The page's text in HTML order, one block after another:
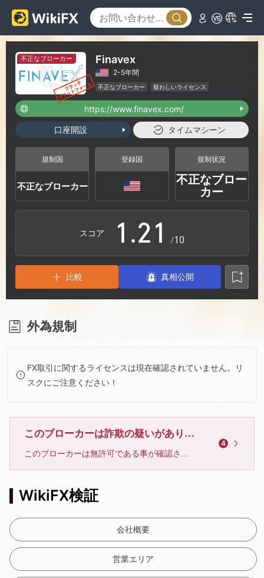
不正なブローカー Finavex
2-5年間
不正なブローカー
疑わしいライセンス
疑わしい事業範囲
ハイリスクレベル
https://www.finavex.com/
口座開設 タイムマシーン
規制国
不正なブローカー
登録国 規制状況
不正なブロー
カー
スコア
0
1
2
3
5
6
7
8
.
0
1
2
3
4
6
7
8
9
0
1
2
3
5
6
7
8
/10
比較 真相公開
外為規制
FX取引に関するライセンスは現在確認されていません。リ
スクにご注意ください！
このブローカーは詐欺の疑いがあります。直に離れてください
このブローカーは無許可である事が確認され、そのライセンスは失効しています。WikiFX不正なブローカーリストに入っている為、リスクにご注意ください。
4
WikiFX検証
会社概要
営業エリア